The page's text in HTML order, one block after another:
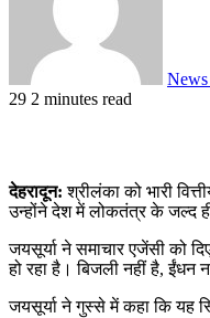
29 2 minutes read
देहरादून: श्रीलंका को भारी
उन्होंने देश में लोकतंत्र के जल्द
जयसूर्या ने समाचार एजेंसी को
हो रहा है। बिजली नहीं है,
जयसूर्या ने गुस्से में कहा कि यह